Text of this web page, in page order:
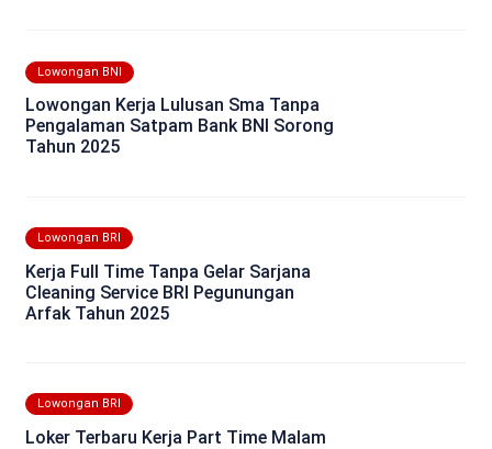
Lowongan BNI
Lowongan Kerja Lulusan Sma Tanpa
Pengalaman Satpam Bank BNI Sorong
Tahun 2025
Lowongan BRI
Kerja Full Time Tanpa Gelar Sarjana
Cleaning Service BRI Pegunungan
Arfak Tahun 2025
Lowongan BRI
Loker Terbaru Kerja Part Time Malam